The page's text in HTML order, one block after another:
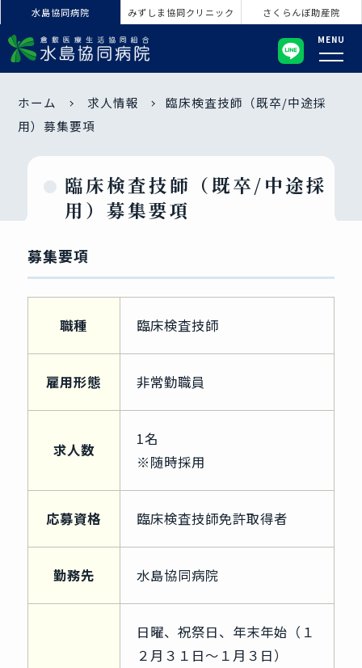
水島協同病院 みずしま協同クリニック さくらんぼ助産院
MENU
ホーム 求人情報
臨床検査技師（既卒/中途採
用）募集要項
臨床検査技師（既卒/中途採
用）募集要項
募集要項
職種 臨床検査技師
雇用形態 非常勤職員
求人数
1名
※随時採用
応募資格 臨床検査技師免許取得者
勤務先 水島協同病院
日曜、祝祭日、年末年始（１
２月３１日～１月３日）